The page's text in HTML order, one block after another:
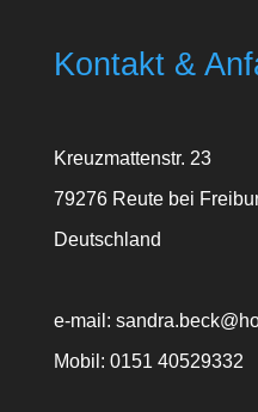
Kontakt &
Kreuzmattenstr. 23
79276 Reute bei
Deutschland
e-mail:
Mobil: 0151 40529332